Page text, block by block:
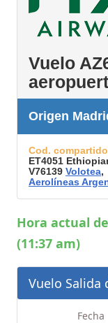
Vuelo
Origen
Cod.
ET4051
V76139 Volotea,
Aerolíneas
Hora actual
(11:37 am)
Vuelo Salida
Fecha